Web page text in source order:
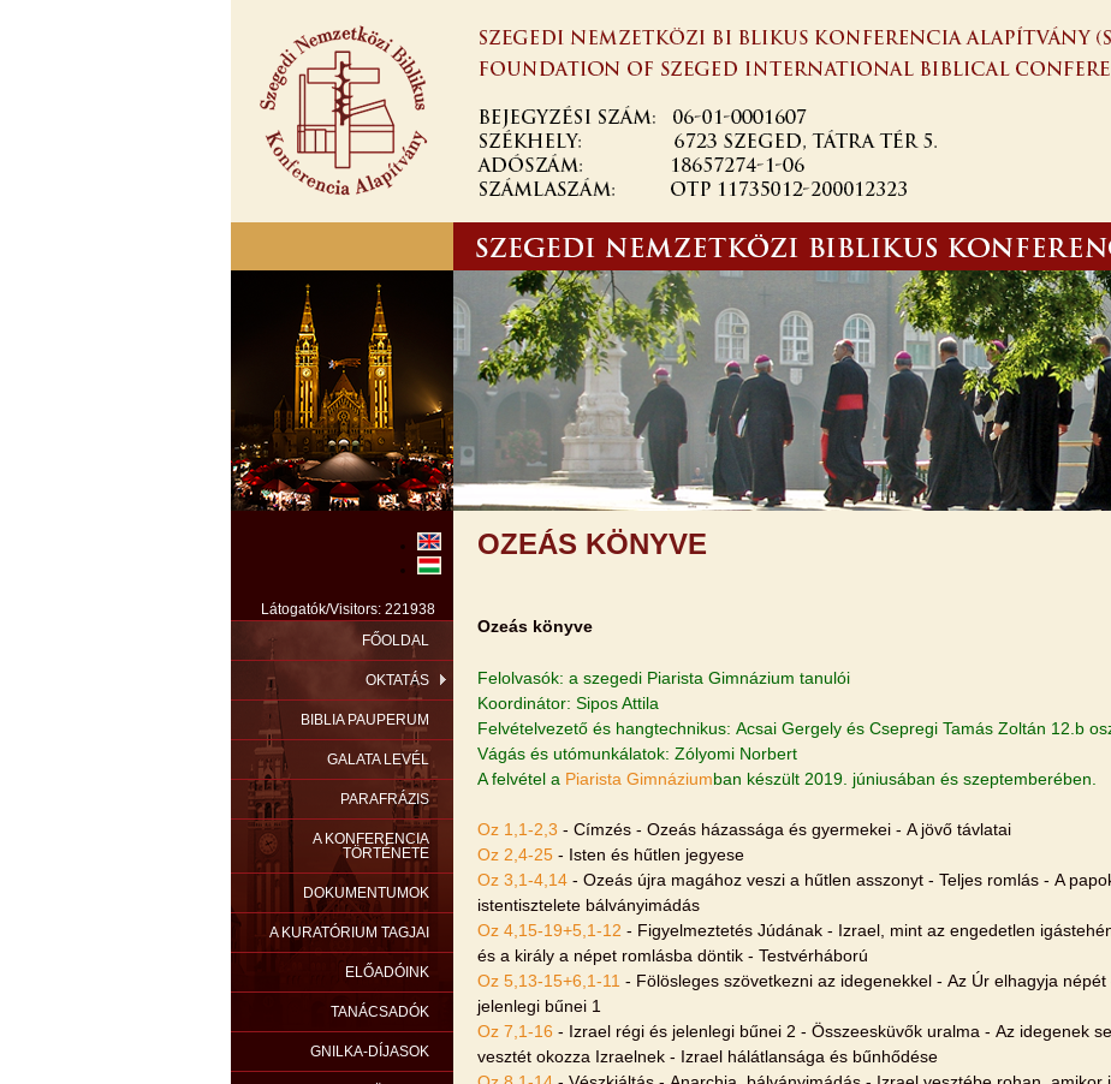
OZEÁS KÖNYVE
Ozeás könyve
Felolvasók: a szegedi Piarista Gimnázium tanulói
Koordinátor: Sipos Attila
Felvételvezető és hangtechnikus: Acsai Gergely és Csepregi Tamás Zoltán 12.b
Vágás és utómunkálatok: Zólyomi Norbert
A felvétel a Piarista Gimnáziumban készült 2019. júniusában és szeptemberében.
Oz 1,1-2,3 - Címzés - Ozeás házassága és gyermekei - A jövő távlatai
Oz 2,4-25 - Isten és hűtlen jegyese
Oz 3,1-4,14 - Ozeás újra magához veszi a hűtlen asszonyt - Teljes romlás - A
istentisztelete bálványimádás
Oz 4,15-19+5,1-12 - Figyelmeztetés Júdának - Izrael, mint az engedetlen
és a király a népet romlásba döntik - Testvérháború
Oz 5,13-15+6,1-11 - Fölösleges szövetkezni az idegenekkel - Az Úr elhagyja
jelenlegi bűnei 1
Oz 7,1-16 - Izrael régi és jelenlegi bűnei 2 - Összeesküvők uralma - Az idegenek
vesztét okozza Izraelnek - Izrael hálátlansága és bűnhődése
Látogatók/Visitors: 221938
FŐOLDAL
OKTATÁS
BIBLIA PAUPERUM
GALATA LEVÉL
PARAFRÁZIS
A KONFERENCIA
TÖRTÉNETE
DOKUMENTUMOK
A KURATÓRIUM TAGJAI
ELŐADÓINK
TANÁCSADÓK
GNILKA-DÍJASOK